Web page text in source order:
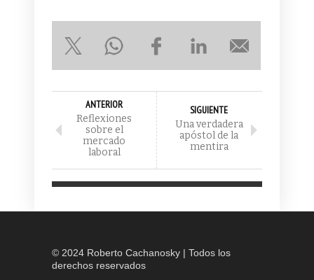
ANTERIOR
Reflexiones
sobre el
mercado
laboral
SIGUIENTE
Una verdadera
apóstol de la
mentira
© 2024 Roberto Cachanosky | Todos los
derechos reservados